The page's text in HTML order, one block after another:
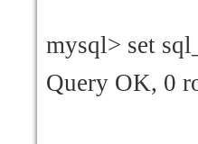
mysql> set
Query OK, 0